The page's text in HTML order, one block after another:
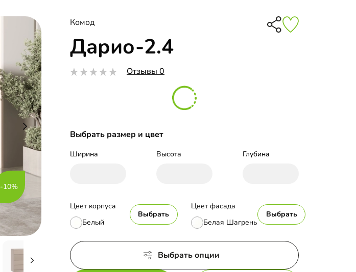
-10%
Комод
Дарио-2.4
Отзывы 0
Выбрать размер и цвет
Ширина Высота Глубина
Цвет корпуса
Белый
Выбрать
Цвет фасада
Белая Шагрень
Выбрать
Выбрать опции